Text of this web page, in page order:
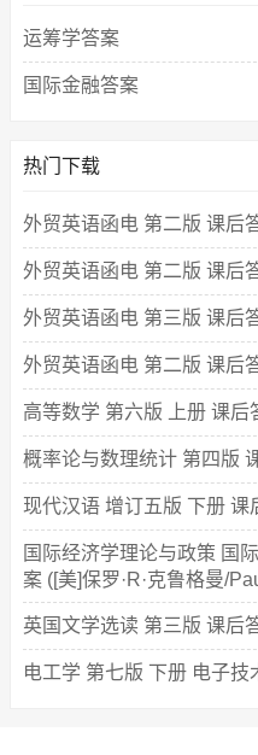
运筹学答案
国际金融答案
热门下载
外贸英语函电 第二版 课后
外贸英语函电 第二版 课后
外贸英语函电 第三版 课后
外贸英语函电 第二版 课后
高等数学 第六版 上册 课后
概率论与数理统计 第四版
现代汉语 增订五版 下册 课
国际经济学理论与政策 国
案 ([美]保罗·R·克鲁格曼/
英国文学选读 第三版 课后
电工学 第七版 下册 电子技